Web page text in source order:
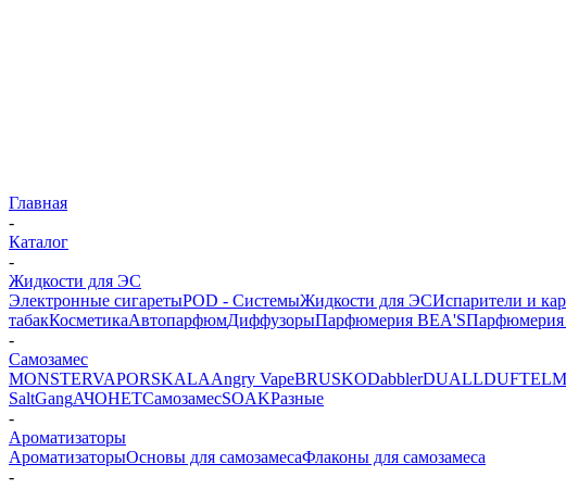
Главная
-
Каталог
-
Жидкости для ЭС
Электронные сигаретыPOD - СистемыЖидкости для ЭСИспарители и
табакКосметикаАвтопарфюмДиффузорыПарфюмерия BEA'S
-
Самозамес
MONSTERVAPORSKALAAngry VapeBRUSKODabblerDUALLDUFT
SaltGangАЧОНЕТСамозамесSOAKРазные
-
Ароматизаторы
АроматизаторыОсновы для самозамесаФлаконы для самозамеса
-